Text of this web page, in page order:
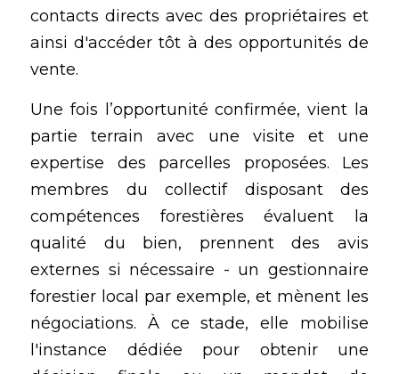
contacts directs avec des propriétaires et
ainsi d'accéder tôt à des opportunités de
vente.
Une fois l’opportunité confirmée, vient la
partie terrain avec une visite et une
expertise des parcelles proposées. Les
membres du collectif disposant des
compétences forestières évaluent la
qualité du bien, prennent des avis
externes si nécessaire - un gestionnaire
forestier local par exemple, et mènent les
négociations. À ce stade, elle mobilise
l'instance dédiée pour obtenir une